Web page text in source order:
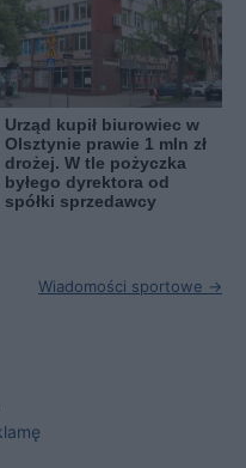
Urząd kupił biurowiec w
Olsztynie prawie 1 mln zł
drożej. W tle pożyczka
byłego dyrektora od
spółki sprzedawcy
Wiadomości sportowe →